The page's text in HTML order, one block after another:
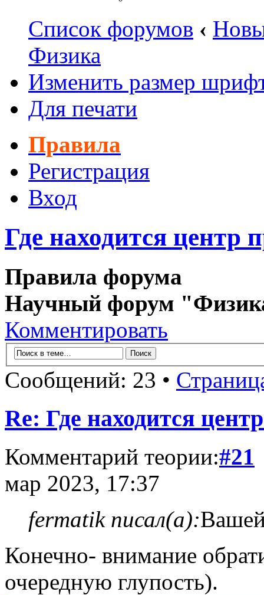
Список форумов ‹
Физика
Изменить размер
Для печати
Правила
Регистрация
Вход
Где находится центр
Правила форума
Научный форум
Комментировать
Сообщений: 23 •
Re: Где находится
Комментарий теории:#21
мар 2023, 17:37
fermatik писал(а):
Конечно- внимание
очередную глупость).